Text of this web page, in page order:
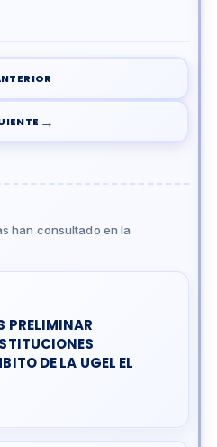
→
han consultado en la
PRELIMINAR
DE LA UGEL EL